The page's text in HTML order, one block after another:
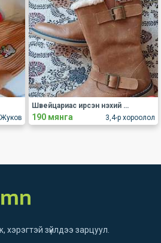
Жуков 3,4-р хороолол
Швейцариас ирсэн нэхий дотортой арьсан гутал
190 мянга
хэрэгтэй зүйлдээ зарцуул.